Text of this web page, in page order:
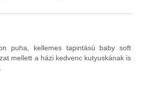
puha, kellemes tapintású baby soft
mellett a házi kedvenc kutyuskának is